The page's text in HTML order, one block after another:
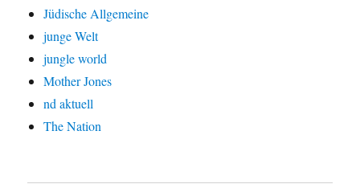
Jüdische Allgemeine
junge Welt
jungle world
Mother Jones
nd aktuell
The Nation